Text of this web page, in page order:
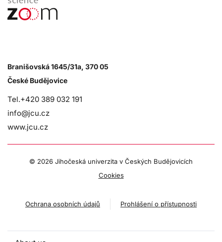
Branišovská 1645/31a, 370 05
České Budějovice
Tel.+420 389 032 191
info@jcu.cz
www.jcu.cz
© 2026 Jihočeská univerzita v Českých Budějovicích
Cookies
Ochrana osobních údajů Prohlášení o přístupnosti